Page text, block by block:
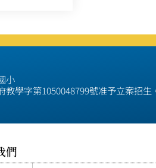
小
教學字第1050048799號准予立案招生
們